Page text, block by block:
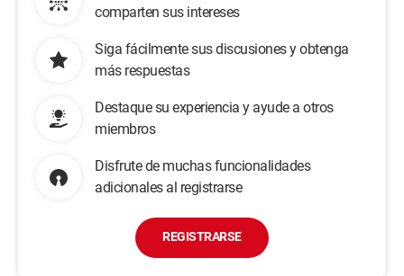
comparten sus intereses
Siga fácilmente sus discusiones y obtenga
más respuestas
Destaque su experiencia y ayude a otros
miembros
Disfrute de muchas funcionalidades
adicionales al registrarse
REGISTRARSE